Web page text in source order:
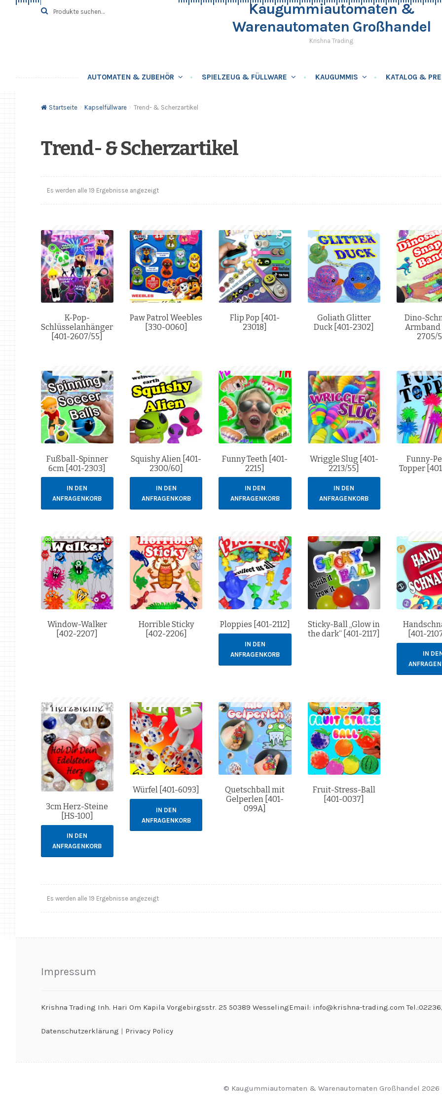
Zur
Navigation
Springe
zum
Suche
nach:
SUCHE
Kaugummiautomaten &
Warenautomaten Großhandel
Krishna Trading
AUTOMATEN & ZUBEHÖR SPIELZEUG & FÜLLWARE KAUGUMMIS KATALOG &
Startseite Kapselfüllware Trend- & Scherzartikel
Trend- & Scherzartikel
Es werden alle 19 Ergebnisse angezeigt
K-Pop-
Schlüsselanhänger
[401-2607/55]
Paw Patrol Weebles
[330-0060]
Flip Pop [401-
23018]
Goliath Glitter
Duck [401-2302]
Dino-
Armband
2705/
Fußball-Spinner
6cm [401-2303]
IN DEN
ANFRAGENKORB
Squishy Alien [401-
2300/60]
IN DEN
ANFRAGENKORB
Funny Teeth [401-
2215]
IN DEN
ANFRAGENKORB
Wriggle Slug [401-
2213/55]
IN DEN
ANFRAGENKORB
Funny-
Topper
Window-Walker
[402-2207]
Horrible Sticky
[402-2206]
Ploppies [401-2112]
IN DEN
ANFRAGENKORB
Sticky-Ball „Glow in
the dark“ [401-2117]
[401-
IN
3cm Herz-Steine
[HS-100]
IN DEN
ANFRAGENKORB
Würfel [401-6093]
IN DEN
ANFRAGENKORB
Quetschball mit
Gelperlen [401-
099A]
Fruit-Stress-Ball
[401-0037]
Es werden alle 19 Ergebnisse angezeigt
Impressum
Krishna Trading Inh. Hari Om Kapila Vorgebirgsstr. 25 50389 WesselingEmail: info@krishna-trading.com
Datenschutzerklärung | Privacy Policy
© Kaugummiautomaten & Warenautomaten Großhandel 2026